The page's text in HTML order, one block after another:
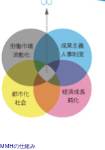
MMHの仕組み